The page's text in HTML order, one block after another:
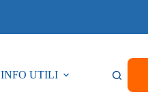
INFO UTILI